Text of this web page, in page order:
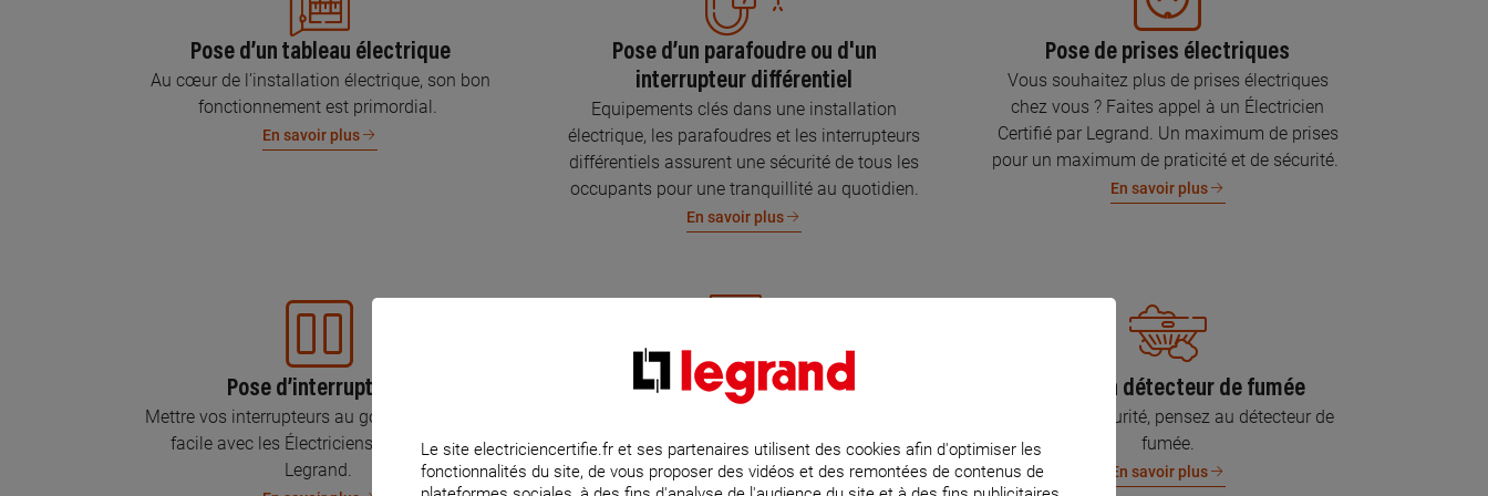
Pose d’un tableau électrique
Au cœur de l’installation électrique, son bon
fonctionnement est primordial.
En savoir plus
Pose d’un parafoudre ou d'un
interrupteur différentiel
Equipements clés dans une installation
électrique, les parafoudres et les interrupteurs
différentiels assurent une sécurité de tous les
occupants pour une tranquillité au quotidien.
En savoir plus
Pose de prises électriques
Vous souhaitez plus de prises électriques
chez vous ? Faites appel à un Électricien
Certifié par Legrand. Un maximum de prises
pour un maximum de praticité et de sécurité.
En savoir plus
Pose d’interrupteurs
Mettre vos interrupteurs au goût du jour, c’est
facile avec les Électriciens Certifiés par
Legrand.
Mise aux normes de l’installation
Parce que l’électricité implique la sécurité et la
protection de votre famille et de vos biens,
Pose d’un détecteur de fumée
Pour votre sécurité, pensez au détecteur de
fumée.
En savoir plus
Le site electriciencertifie.fr et ses partenaires utilisent des cookies afin d'optimiser les
fonctionnalités du site, de vous proposer des vidéos et des remontées de contenus de